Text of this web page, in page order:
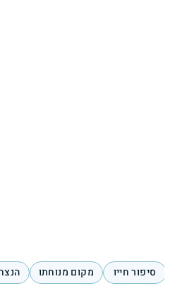
סיפור חייו מקום מנוחתו